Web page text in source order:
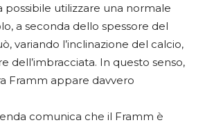
possibile utilizzare una normale
a seconda dello spessore del
variando l’inclinazione del calcio,
dell’imbracciata. In questo senso,
Framm appare davvero
comunica che il Framm è